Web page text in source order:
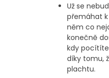
Už se
přemáhat
něm co
konečně
kdy
díky tomu,
plachtu.